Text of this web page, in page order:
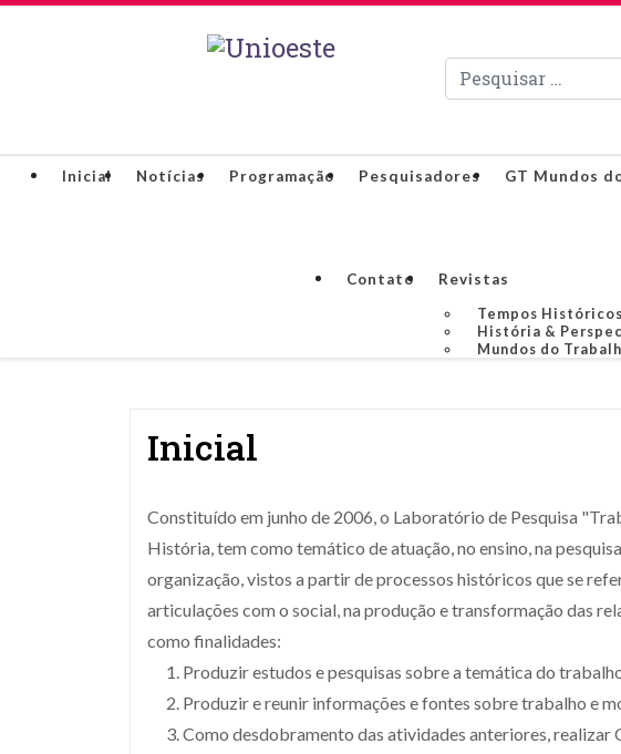
Pesquisar
Inicial Notícias Programação Pesquisadores GT Mundos
Contato
Revistas
Tempos Históricos
História &
Mundos do
Inicial
Constituído em junho de 2006, o Laboratório de Pesquisa
História, tem como temático de atuação, no ensino, na
organização, vistos a partir de processos históricos que se
articulações com o social, na produção e transformação das
como finalidades:
Produzir estudos e pesquisas sobre a temática do
Produzir e reunir informações e fontes sobre trabalho e
Como desdobramento das atividades anteriores, realizar